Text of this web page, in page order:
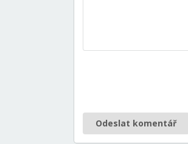
Odeslat komentář